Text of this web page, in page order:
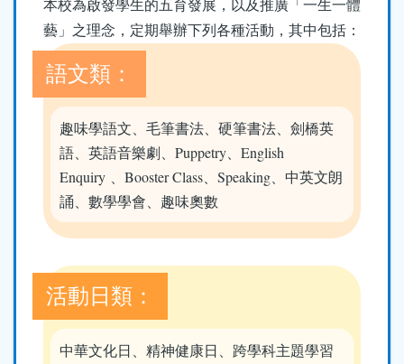
結
本校為啟發學生的五育發展，以及推廣「一生一體
藝」之理念，定期舉辦下列各種活動，其中包括：
語文類：
趣味學語文、毛筆書法、硬筆書法、劍橋英
語、英語音樂劇、Puppetry、English
Enquiry 、Booster Class、Speaking、中英文朗
誦、數學學會、趣味奧數
活動日類：
中華文化日、精神健康日、跨學科主題學習